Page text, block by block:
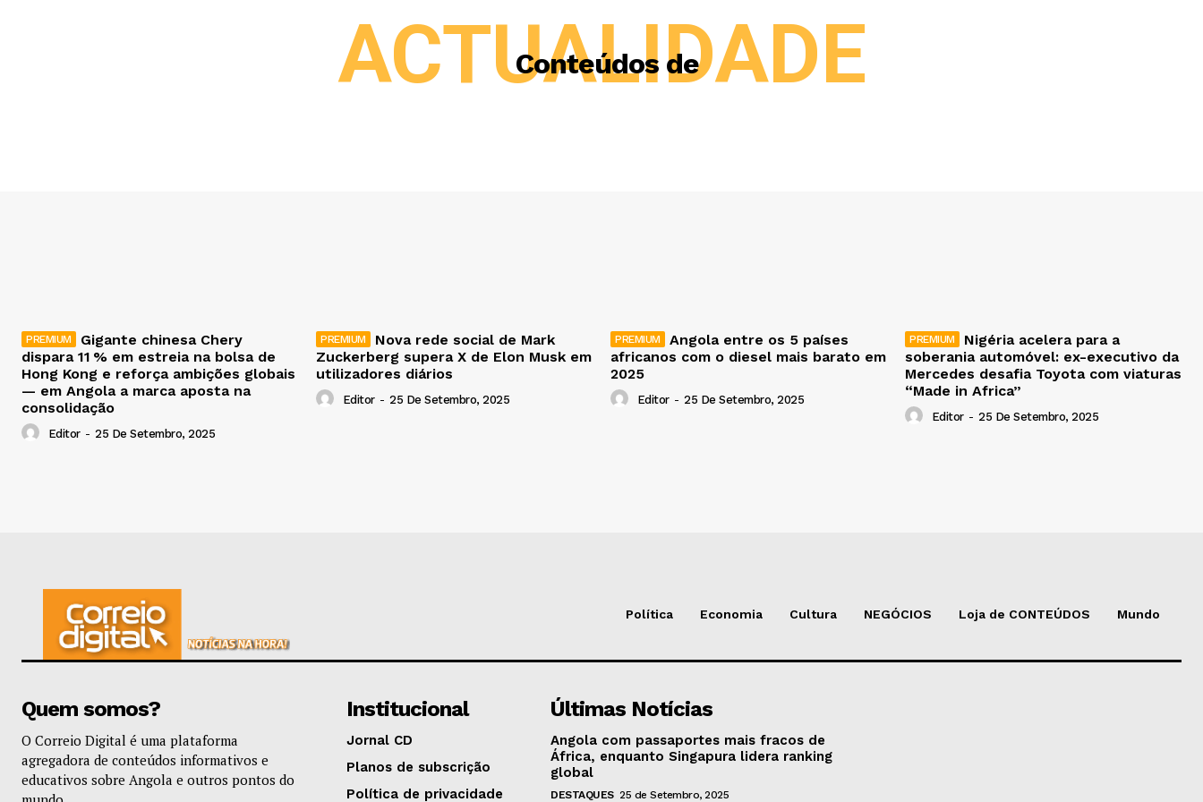
Conteúdos de
ACTUALIDADE
Gigante chinesa Chery
dispara 11 % em estreia na bolsa de
Hong Kong e reforça ambições globais
— em Angola a marca aposta na
consolidação
Editor - 25 De Setembro, 2025
Nova rede social de Mark
Zuckerberg supera X de Elon Musk em
utilizadores diários
Editor - 25 De Setembro, 2025
Angola entre os 5 países
africanos com o diesel mais barato em
2025
Editor - 25 De Setembro, 2025
Nigéria acelera para a
soberania automóvel: ex-executivo da
Mercedes desafia Toyota com viaturas
“Made in Africa”
Editor - 25 De Setembro, 2025
Política Economia Cultura NEGÓCIOS Loja de CONTEÚDOS Mundo
Quem somos?
O Correio Digital é uma plataforma
agregadora de conteúdos informativos e
educativos sobre Angola e outros pontos do
Institucional
Jornal CD
Planos de subscrição
Política de privacidade
Últimas Notícias
Angola com passaportes mais fracos de
África, enquanto Singapura lidera ranking
global
DESTAQUES 25 de Setembro, 2025